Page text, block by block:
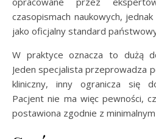
czasopismach naukowych,
jako oficjalny standard
W praktyce oznacza to dużą
Jeden specjalista przeprowadza
kliniczny, inny ogranicza się
Pacjent nie ma więc pewności,
postawiona zgodnie z